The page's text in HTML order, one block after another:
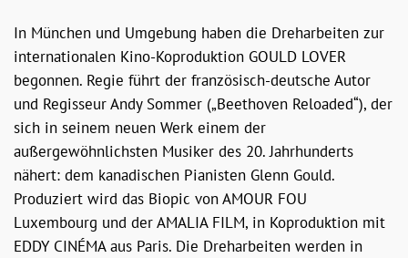
In München und Umgebung haben die Dreharbeiten zur
internationalen Kino-Koproduktion GOULD LOVER
begonnen. Regie führt der französisch-deutsche Autor
und Regisseur Andy Sommer („Beethoven Reloaded“), der
sich in seinem neuen Werk einem der
außergewöhnlichsten Musiker des 20. Jahrhunderts
nähert: dem kanadischen Pianisten Glenn Gould.
Produziert wird das Biopic von AMOUR FOU
Luxembourg und der AMALIA FILM, in Koproduktion mit
EDDY CINÉMA aus Paris. Die Dreharbeiten werden in